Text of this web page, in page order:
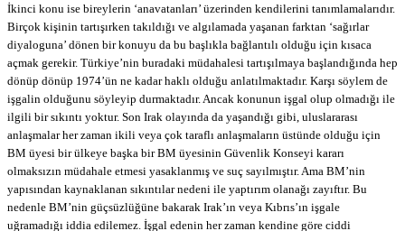
İkinci konu ise bireylerin ‘anavatanları’ üzerinden kendilerini tanımlamalarıdır.
Birçok kişinin tartışırken takıldığı ve algılamada yaşanan farktan ‘sağırlar
diyaloguna’ dönen bir konuyu da bu başlıkla bağlantılı olduğu için kısaca
açmak gerekir. Türkiye’nin buradaki müdahalesi tartışılmaya başlandığında hep
dönüp dönüp 1974’ün ne kadar haklı olduğu anlatılmaktadır. Karşı söylem de
işgalin olduğunu söyleyip durmaktadır. Ancak konunun işgal olup olmadığı ile
ilgili bir sıkıntı yoktur. Son Irak olayında da yaşandığı gibi, uluslararası
anlaşmalar her zaman ikili veya çok taraflı anlaşmaların üstünde olduğu için
BM üyesi bir ülkeye başka bir BM üyesinin Güvenlik Konseyi kararı
olmaksızın müdahale etmesi yasaklanmış ve suç sayılmıştır. Ama BM’nin
yapısından kaynaklanan sıkıntılar nedeni ile yaptırım olanağı zayıftır. Bu
nedenle BM’nin güçsüzlüğüne bakarak Irak’ın veya Kıbrıs’ın işgale
uğramadığı iddia edilemez. İşgal edenin her zaman kendine göre ciddi